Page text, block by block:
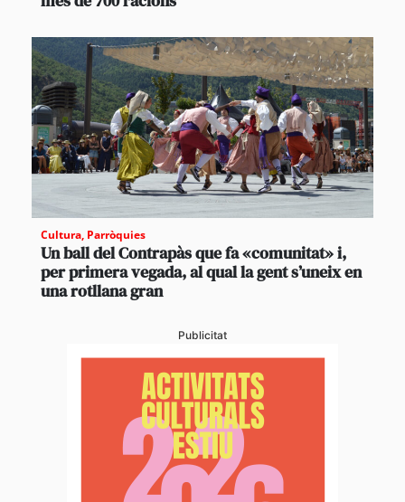
Cultura, Parròquies
Un ball del Contrapàs que fa «comunitat» i,
per primera vegada, al qual la gent s’uneix en
una rotllana gran
Publicitat